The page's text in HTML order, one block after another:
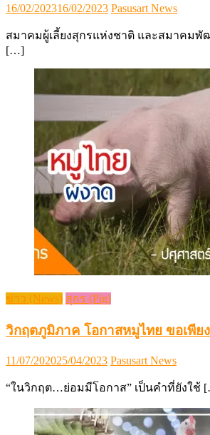
Posted
16/02/202316/02/2023 Author
Pasusart News
สมาคมผู้เลี้ยงสุกรแห่งชาติ และสมาคมพั
[…]
ข่าว (News) สุกร (Pig)
วิกฤตภูมิภาค โอกาสหมูไทย ขอเพีย
Posted
11/07/202025/04/2023 Author
Pasusart News
“ในวิกฤต…ย่อมมีโอกาส” เป็นคำที่ยังใช้